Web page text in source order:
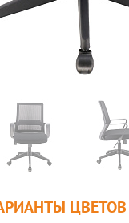
ЦВЕТОВ